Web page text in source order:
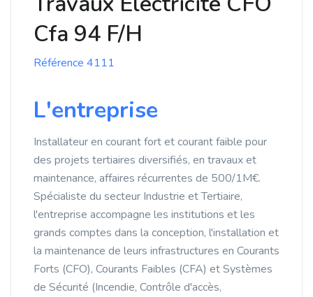
Cfa 94 F/H
Référence 4111
L'entreprise
Installateur en courant fort et courant faible pour
des projets tertiaires diversifiés, en travaux et
maintenance, affaires récurrentes de 500/1M€.
Spécialiste du secteur Industrie et Tertiaire,
l'entreprise accompagne les institutions et les
grands comptes dans la conception, l'installation et
la maintenance de leurs infrastructures en Courants
Forts (CFO), Courants Faibles (CFA) et Systèmes
de Sécurité (Incendie, Contrôle d'accès,